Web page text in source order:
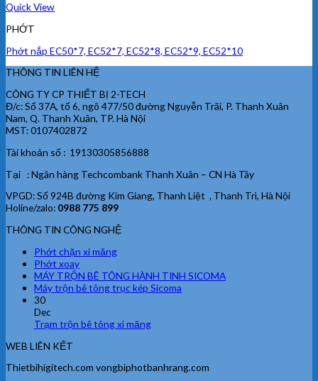
Quick View
PHỚT
Phớt nắp EC50*7, EC52*7, EC52*8, EC52*9, EC52*10
THÔNG TIN LIÊN HỆ
CÔNG TY CP THIẾT BỊ 2-TECH
Đ/c: Số 37A, tổ 6, ngõ 477/50 đường Nguyễn Trãi, P. Thanh Xuân
Nam, Q. Thanh Xuân, TP. Hà Nội
MST: 0107402872
Tài khoản số : 19130305856888
Tại : Ngân hàng Techcombank Thanh Xuân – CN Hà Tây
VPGD: Số 924B đường Kim Giang, Thanh Liệt , Thanh Trì, Hà Nội
Holine/zalo: 0988 775 899
THÔNG TIN CÔNG NGHỆ
Phớt chặn xi măng
Phớt xoay
MÁY TRỘN BÊ TÔNG HÀNH TINH SICOMA
Máy trộn bê tông trục kép Sicoma
30
Dec
Trạm trộn bê tông xi măng
WEB LIÊN KẾT
Thietbihigitech.com vongbiphotbanhrang.com